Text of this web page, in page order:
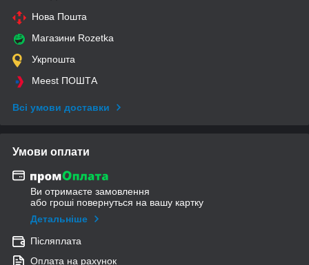
Нова Пошта
Магазини Rozetka
Укрпошта
Meest ПОШТА
Всі умови доставки
Умови оплати
Ви отримаєте замовлення
або гроші повернуться на вашу картку
Детальніше
Післяплата
Оплата на рахунок